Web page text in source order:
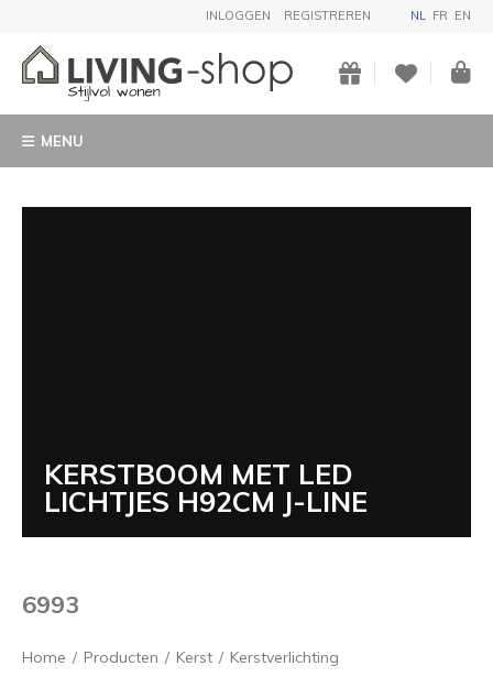
INLOGGEN REGISTREREN NL FR EN
MENU
KERSTBOOM MET LED
LICHTJES H92CM J-LINE
6993
Home / Producten / Kerst / Kerstverlichting